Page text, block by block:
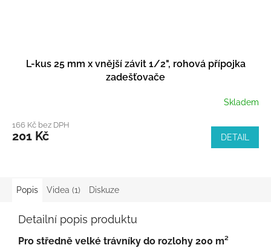
L-kus 25 mm x vnější závit 1/2", rohová přípojka
zadešťovače
Skladem
166 Kč bez DPH
201 Kč DETAIL
Popis Videa (1) Diskuze
Detailní popis produktu
Pro středně velké trávníky do rozlohy 200 m²